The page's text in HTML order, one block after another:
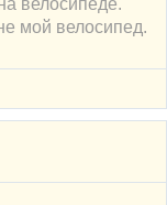
мой велосипед.